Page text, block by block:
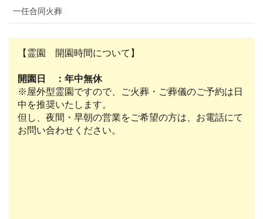
一任合同火葬
【霊園 開園時間について】
開園日 ：年中無休
※屋外型霊園ですので、ご火葬・ご葬儀のご予約は日
中を推奨いたします。
但し、夜間・早朝の営業をご希望の方は、お電話にて
お問い合わせください。